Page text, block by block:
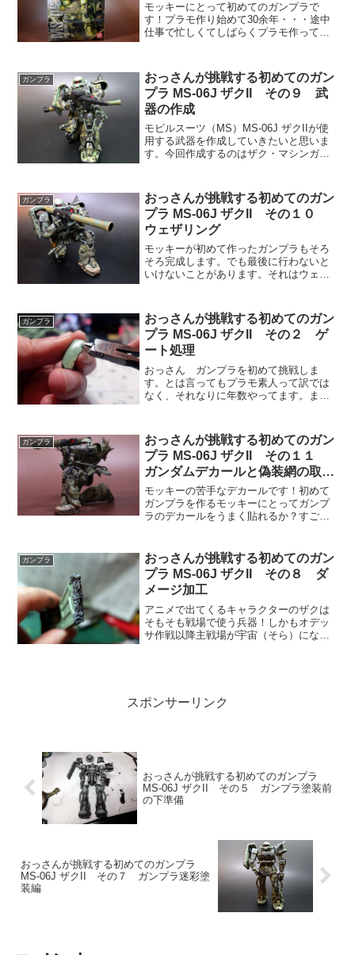
モッキーにとって初めてのガンプラで
す！プラモ作り始めて30余年・・・途中
仕事で忙しくてしばらくプラモ作ってい
ないヘッポコモデラー！今まで艦船・航
空機・戦車・宇宙戦艦...
ガンプラ
おっさんが挑戦する初めてのガン
プラ MS-06J ザクII その９ 武
器の作成
モビルスーツ（MS）MS-06J ザクIIが使
用する武器を作成していきたいと思いま
す。今回作成するのはザク・マシンガ
ていきます。ザク・マシンガンやザク・
バズーカは曲面が...
ガンプラ
おっさんが挑戦する初めてのガン
プラ MS-06J ザクII その１０
ウェザリング
モッキーが初めて作ったガンプラもそろ
そろ完成します。でも最後に行わないと
いけないことがあります。それはウェザ
はメカニックマンも常駐しているし整備
も行き届いているけど、戦...
ガンプラ
おっさんが挑戦する初めてのガン
プラ MS-06J ザクII その２ ゲ
ート処理
おっさん ガンプラを初めて挑戦しま
す。とは言ってもプラモ素人って訳では
なく、それなりに年数やってます。まあ
正しいとは限らない！なんせガンプラの
経験がないので（汗作成記に...
ガンプラ
おっさんが挑戦する初めてのガン
プラ MS-06J ザクII その１１
ガンダムデカールと偽装網の取り
付け
モッキーの苦手なデカールです！初めて
ガンプラを作るモッキーにとってガンプ
ラのデカールをうまく貼れるか？すごく
カールと呼ばれているドライデカールタ
イプでデカールの上からこ...
ガンプラ
おっさんが挑戦する初めてのガン
プラ MS-06J ザクII その８ ダ
メージ加工
アニメで出てくるキャラクターのザクは
そもそも戦場で使う兵器！しかもオデッ
サ作戦以降主戦場が宇宙（そら）になり
スポンサーリンク
おっさんが挑戦する初めてのガンプラ
MS-06J ザクII その５ ガンプラ塗装前
の下準備
おっさんが挑戦する初めてのガンプラ
MS-06J ザクII その７ ガンプラ迷彩塗
装編